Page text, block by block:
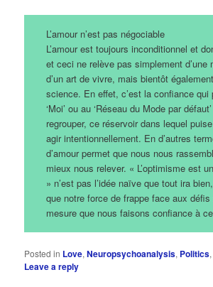
L’amour n’est pas négociable
L’amour est toujours inconditionnel et
et ceci ne relève pas simplement d’une
d’un art de vivre, mais bientôt
science. En effet, c’est la confiance qui
‘Moi’ ou au ‘Réseau du Mode par
regrouper, ce réservoir dans lequel
agir intentionnellement. En d’autres
d’amour permet que nous nous
mieux nous relever. « L’optimisme est
» n’est pas l’idée naïve que tout ira
que notre force de frappe face aux
mesure que nous faisons confiance à
Posted in Love,Neuropsychoanalysis, Politics,
Leave a reply